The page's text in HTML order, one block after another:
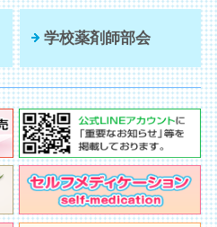
学校薬剤師部会